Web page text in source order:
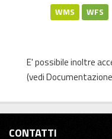
WMS WFS
E' possibile inoltre
(vedi
CONTATTI